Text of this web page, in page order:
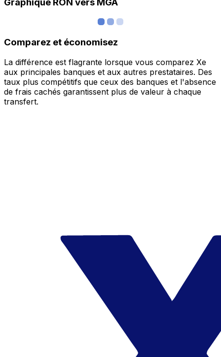
Graphique RON vers MGA
Comparez et économisez
La différence est flagrante lorsque vous comparez Xe
aux principales banques et aux autres prestataires. Des
taux plus compétitifs que ceux des banques et l'absence
de frais cachés garantissent plus de valeur à chaque
transfert.